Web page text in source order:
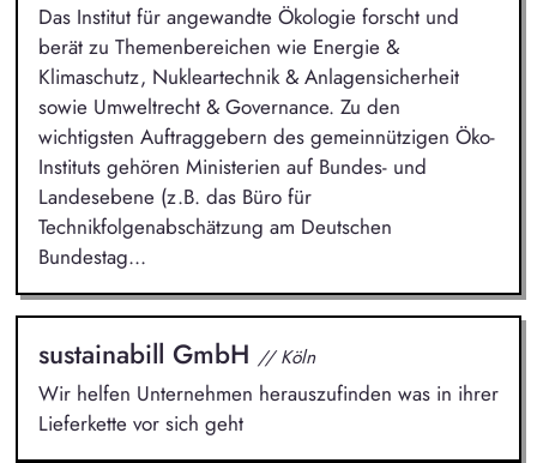
Das Institut für angewandte Ökologie forscht und
berät zu Themenbereichen wie Energie &
Klimaschutz, Nukleartechnik & Anlagensicherheit
sowie Umweltrecht & Governance. Zu den
wichtigsten Auftraggebern des gemeinnützigen Öko-
Instituts gehören Ministerien auf Bundes- und
Landesebene (z.B. das Büro für
Technikfolgenabschätzung am Deutschen
Bundestag...
sustainabill GmbH // Köln
Wir helfen Unternehmen herauszufinden was in ihrer
Lieferkette vor sich geht